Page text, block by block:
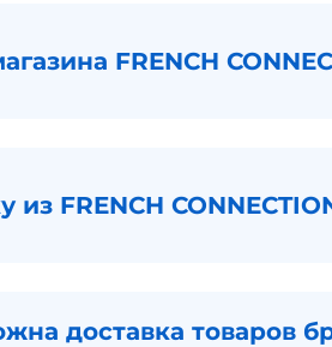
FRENCH
из FRENCH
доставка товаров